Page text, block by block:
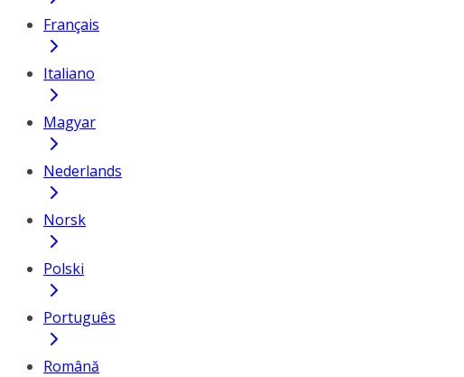
Français
Italiano
Magyar
Nederlands
Norsk
Polski
Português
Română